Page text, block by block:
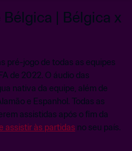
| Bélgica x
pré-jogo de todas as equipes
de 2022. O áudio das
nativa da equipe, além de
e Espanhol. Todas as
assistidas após o fim da
assistir às partidas no seu país.